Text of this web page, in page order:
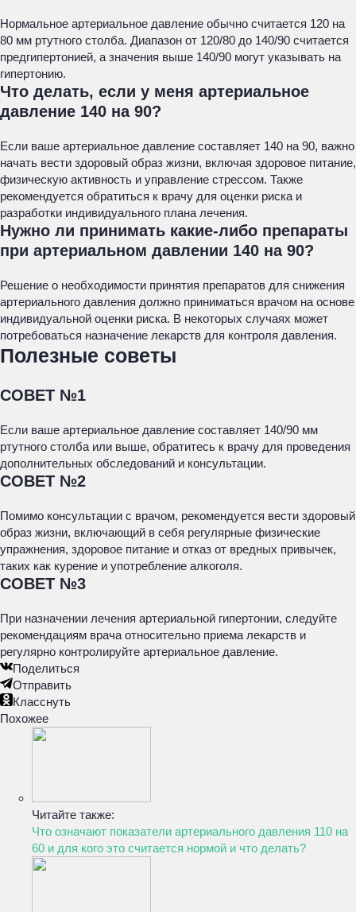
Нормальное артериальное давление обычно считается 120 на
80 мм ртутного столба. Диапазон от 120/80 до 140/90 считается
предгипертонией, а значения выше 140/90 могут указывать на
гипертонию.
Что делать, если у меня артериальное
давление 140 на 90?
Если ваше артериальное давление составляет 140 на 90, важно
начать вести здоровый образ жизни, включая здоровое питание,
физическую активность и управление стрессом. Также
рекомендуется обратиться к врачу для оценки риска и
разработки индивидуального плана лечения.
Нужно ли принимать какие-либо препараты
при артериальном давлении 140 на 90?
Решение о необходимости принятия препаратов для снижения
артериального давления должно приниматься врачом на основе
индивидуальной оценки риска. В некоторых случаях может
потребоваться назначение лекарств для контроля давления.
Полезные советы
СОВЕТ №1
Если ваше артериальное давление составляет 140/90 мм
ртутного столба или выше, обратитесь к врачу для проведения
дополнительных обследований и консультации.
СОВЕТ №2
Помимо консультации с врачом, рекомендуется вести здоровый
образ жизни, включающий в себя регулярные физические
упражнения, здоровое питание и отказ от вредных привычек,
таких как курение и употребление алкоголя.
СОВЕТ №3
При назначении лечения артериальной гипертонии, следуйте
рекомендациям врача относительно приема лекарств и
регулярно контролируйте артериальное давление.
Поделиться
Отправить
Класснуть
Похожее
Читайте также:
Что означают показатели артериального давления 110 на
60 и для кого это считается нормой и что делать?